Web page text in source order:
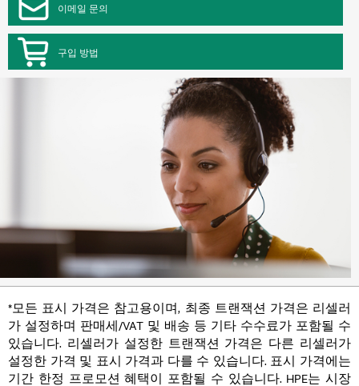
이메일 문의
구입 방법
*모든 표시 가격은 참고용이며, 최종 트랜잭션 가격은 리셀러
가 설정하며 판매세/VAT 및 배송 등 기타 수수료가 포함될 수
있습니다. 리셀러가 설정한 트랜잭션 가격은 다른 리셀러가
설정한 가격 및 표시 가격과 다를 수 있습니다. 표시 가격에는
기간 한정 프로모션 혜택이 포함될 수 있습니다. HPE는 시장